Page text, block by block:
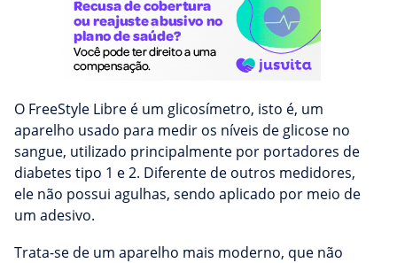
O FreeStyle Libre é um glicosímetro, isto é, um
aparelho usado para medir os níveis de glicose no
sangue, utilizado principalmente por portadores de
diabetes tipo 1 e 2. Diferente de outros medidores,
ele não possui agulhas, sendo aplicado por meio de
um adesivo.
Trata-se de um aparelho mais moderno, que não